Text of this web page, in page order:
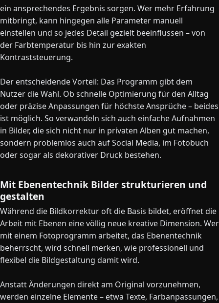
ein ansprechendes Ergebnis sorgen. Wer mehr Erfahrung
mitbringt, kann hingegen alle Parameter manuell
einstellen und so jedes Detail gezielt beeinflussen – von
der Farbtemperatur bis hin zur exakten
Kontraststeuerung.
Der entscheidende Vorteil: Das Programm gibt dem
Nutzer die Wahl. Ob schnelle Optimierung für den Alltag
oder präzise Anpassungen für höchste Ansprüche – beides
ist möglich. So verwandeln sich auch einfache Aufnahmen
in Bilder, die sich nicht nur in privaten Alben gut machen,
sondern problemlos auch auf Social Media, im Fotobuch
oder sogar als dekorativer Druck bestehen.
Mit Ebenentechnik Bilder strukturieren und
gestalten
Während die Bildkorrektur oft die Basis bildet, eröffnet die
Arbeit mit Ebenen eine völlig neue kreative Dimension. Wer
mit einem Fotoprogramm arbeitet, das Ebenentechnik
beherrscht, wird schnell merken, wie professionell und
flexibel die Bildgestaltung damit wird.
Anstatt Änderungen direkt am Original vorzunehmen,
werden einzelne Elemente – etwa Texte, Farbanpassungen,